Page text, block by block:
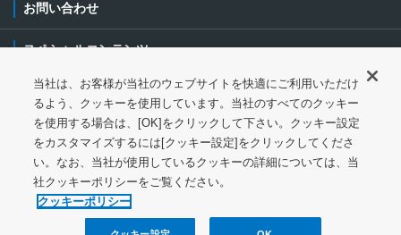
お問い合わせ
スペシャルコンテンツ
ご利用条件・ご注意 プライバシーポリシー
ソーシャルメディアポリシー クッキーポリシー
特定個人情報等の基本方針 ウェブアクセシビリティ対応
サイトマップ
当社は、お客様が当社のウェブサイトを快適にご利用いただけ
るよう、クッキーを使用しています。当社のすべてのクッキー
を使用する場合は、[OK]をクリックして下さい。クッキー設定
をカスタマイズするには[クッキー設定]をクリックしてくださ
い。なお、当社が使用しているクッキーの詳細については、当
社クッキーポリシーをご覧ください。
クッキーポリシー